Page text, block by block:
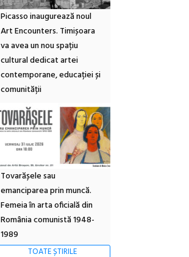
Picasso inaugurează noul
Art Encounters. Timișoara
va avea un nou spațiu
cultural dedicat artei
contemporane, educației și
comunității
Tovarășele sau
emanciparea prin muncă.
Femeia în arta oficială din
România comunistă 1948-
1989
TOATE ȘTIRILE